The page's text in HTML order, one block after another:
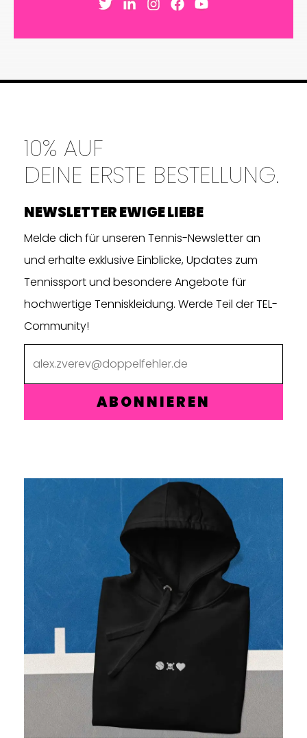
10% AUF
DEINE ERSTE BESTELLUNG.
NEWSLETTER EWIGE LIEBE
Melde dich für unseren Tennis-Newsletter an
und erhalte exklusive Einblicke, Updates zum
Tennissport und besondere Angebote für
hochwertige Tenniskleidung. Werde Teil der TEL-
Community!